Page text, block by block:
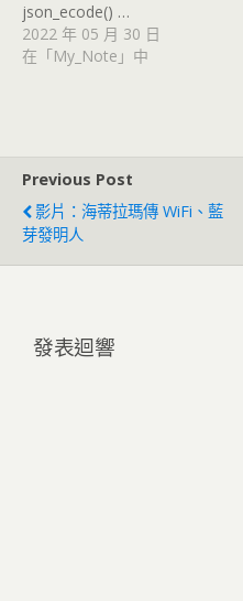
json_ecode() …
2022 年 05 月 30 日
在「My_Note」中
Previous Post
影片：海蒂拉瑪傳 WiFi、藍
芽發明人
發表迴響